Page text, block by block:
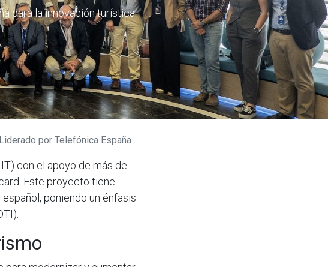
para la innovación turística
para Impulsar la Digitalización del Turismo
con el apoyo de más de
Este proyecto tiene
poniendo un énfasis